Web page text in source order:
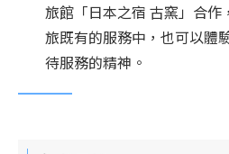
旅館「日本之宿 古窯」合作
旅既有的服務中，也可以體
待服務的精神。